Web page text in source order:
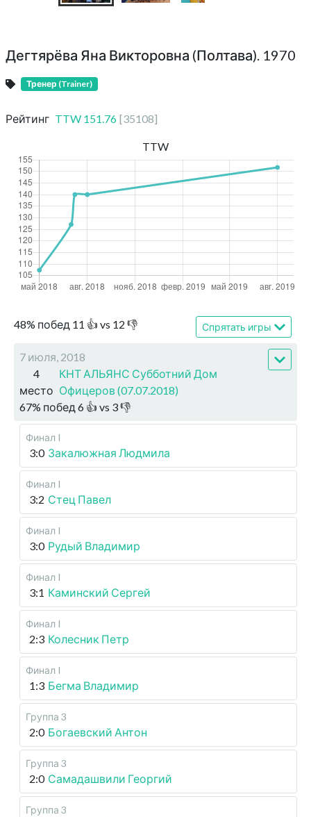
Дегтярёва Яна Викторовна (Полтава). 1970
Тренер (Trainer)
Рейтинг TTW 151.76 [35108]
48% побед 11 👍 vs 12 👎 Спрятать игры
7 июля, 2018
4
место
КНТ АЛЬЯНС Субботний Дом
Офицеров (07.07.2018)
67% побед 6 👍 vs 3👎
Финал I
3:0 Закалюжная Людмила
Финал I
3:2 Стец Павел
Финал I
3:0 Рудый Владимир
Финал I
3:1 Каминский Сергей
Финал I
2:3 Колесник Петр
Финал I
1:3 Бегма Владимир
Группа 3
2:0 Богаевский Антон
Группа 3
2:0 Самадашвили Георгий
Группа 3
TTW